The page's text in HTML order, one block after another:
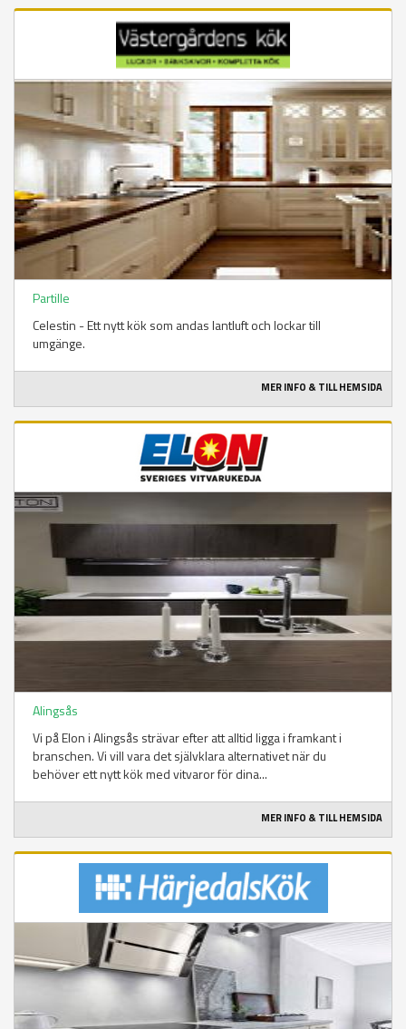
Partille
Celestin - Ett nytt kök som andas lantluft och lockar till
umgänge.
MER INFO & TILL HEMSIDA
Alingsås
Vi på Elon i Alingsås strävar efter att alltid ligga i framkant i
branschen. Vi vill vara det självklara alternativet när du
behöver ett nytt kök med vitvaror för dina...
MER INFO & TILL HEMSIDA